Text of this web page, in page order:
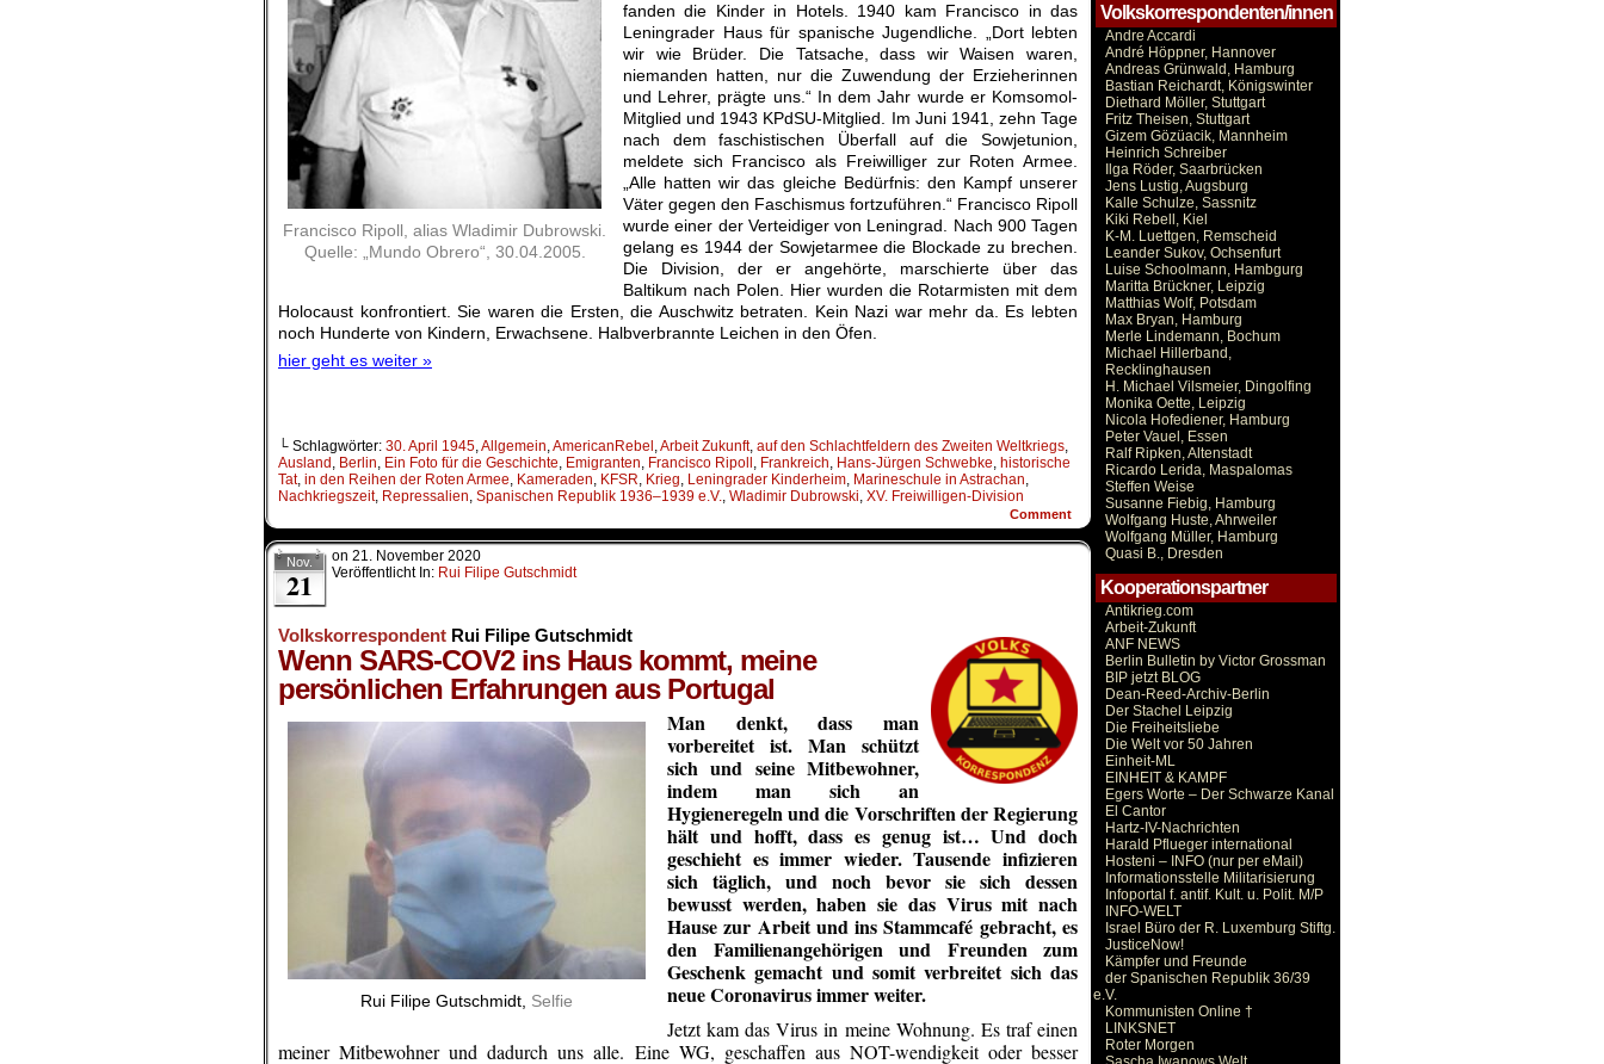
Francisco Ripoll, alias Wladimir Dubrowski.
Quelle: „Mundo Obrero“, 30.04.2005.
fanden die Kinder in Hotels. 1940 kam Francisco in das
Leningrader Haus für spanische Jugendliche. „Dort lebten
wir wie Brüder. Die Tatsache, dass wir Waisen waren,
niemanden hatten, nur die Zuwendung der Erzieherinnen
und Lehrer, prägte uns.“ In dem Jahr wurde er Komsomol-
Mitglied und 1943 KPdSU-Mitglied. Im Juni 1941, zehn Tage
nach dem faschistischen Überfall auf die Sowjetunion,
meldete sich Francisco als Freiwilliger zur Roten Armee.
„Alle hatten wir das gleiche Bedürfnis: den Kampf unserer
Väter gegen den Faschismus fortzuführen.“ Francisco Ripoll
wurde einer der Verteidiger von Leningrad. Nach 900 Tagen
gelang es 1944 der Sowjetarmee die Blockade zu brechen.
Die Division, der er angehörte, marschierte über das
Baltikum nach Polen. Hier wurden die Rotarmisten mit dem
Holocaust konfrontiert. Sie waren die Ersten, die Auschwitz betraten. Kein Nazi war mehr da. Es lebten
noch Hunderte von Kindern, Erwachsene. Halbverbrannte Leichen in den Öfen.
hier geht es weiter »
└ Schlagwörter: 30. April 1945,Allgemein,AmericanRebel ,Arbeit Zukunft, auf den Schlachtfeldern des Zweiten Weltkriegs,
Ausland , Berlin, Ein Foto für die Geschichte, Emigranten, Francisco Ripoll , Frankreich, Hans-Jürgen Schwebke, historische
Tat, in den Reihen der Roten Armee, Kameraden, KFSR, Krieg, Leningrader Kinderheim, Marineschule in Astrachan,
Nachkriegszeit, Repressalien, Spanischen Republik 1936–1939 e.V., Wladimir Dubrowski, XV. Freiwilligen-Division
Comment
Nov.
21
on 21. November 2020
Veröffentlicht In: Rui Filipe Gutschmidt
Volkskorrespondent Rui Filipe Gutschmidt
Wenn SARS-COV2 ins Haus kommt, meine
persönlichen Erfahrungen aus Portugal
Rui Filipe Gutschmidt, Selfie
Man denkt, dass man
vorbereitet ist. Man schützt
sich und seine Mitbewohner,
indem man sich an
Hygieneregeln und die Vorschriften der Regierung
hält und hofft, dass es genug ist… Und doch
geschieht es immer wieder. Tausende infizieren
sich täglich, und noch bevor sie sich dessen
bewusst werden, haben sie das Virus mit nach
Hause zur Arbeit und ins Stammcafé gebracht, es
den Familienangehörigen und Freunden zum
Geschenk gemacht und somit verbreitet sich das
neue Coronavirus immer weiter.
Jetzt kam das Virus in meine Wohnung. Es traf einen
meiner Mitbewohner und dadurch uns alle. Eine WG, geschaffen aus NOT-wendigkeit oder besser
Volkskorrespondenten/innen
Andre Accardi
André Höppner, Hannover
Andreas Grünwald, Hamburg
Bastian Reichardt, Königswinter
Diethard Möller, Stuttgart
Fritz Theisen, Stuttgart
Gizem Gözüacik, Mannheim
Heinrich Schreiber
Ilga Röder, Saarbrücken
Jens Lustig, Augsburg
Kalle Schulze, Sassnitz
Kiki Rebell, Kiel
K-M. Luettgen, Remscheid
Leander Sukov, Ochsenfurt
Luise Schoolmann, Hambgurg
Maritta Brückner, Leipzig
Matthias Wolf, Potsdam
Max Bryan, Hamburg
Merle Lindemann, Bochum
Michael Hillerband,
Recklinghausen
H. Michael Vilsmeier, Dingolfing
Monika Oette, Leipzig
Nicola Hofediener, Hamburg
Peter Vauel, Essen
Ralf Ripken, Altenstadt
Ricardo Lerida, Maspalomas
Steffen Weise
Susanne Fiebig, Hamburg
Wolfgang Huste, Ahrweiler
Wolfgang Müller, Hamburg
Quasi B., Dresden
Kooperationspartner
Antikrieg.com
Arbeit-Zukunft
ANF NEWS
Berlin Bulletin by Victor Grossman
BIP jetzt BLOG
Dean-Reed-Archiv-Berlin
Der Stachel Leipzig
Die Freiheitsliebe
Die Welt vor 50 Jahren
Einheit-ML
EINHEIT & KAMPF
Egers Worte – Der Schwarze Kanal
El Cantor
Hartz-IV-Nachrichten
Harald Pflueger international
Hosteni – INFO (nur per eMail)
Informationsstelle Militarisierung
Infoportal f. antif. Kult. u. Polit. M/P
INFO-WELT
Israel Büro der R. Luxemburg Stiftg.
JusticeNow!
Kämpfer und Freunde
der Spanischen Republik 36/39
e.V.
Kommunisten Online †
LINKSNET
Roter Morgen